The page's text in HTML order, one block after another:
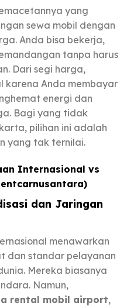
yang
sewa mobil dengan
Anda bisa bekerja,
tanpa harus
Dari segi harga,
karena Anda membayar
energi dan
Bagi yang tidak
pilihan ini adalah
yang tak ternilai.
Internasional vs
dan Jaringan
menawarkan
dan standar pelayanan
Mereka biasanya
Namun,
rental mobil airport,